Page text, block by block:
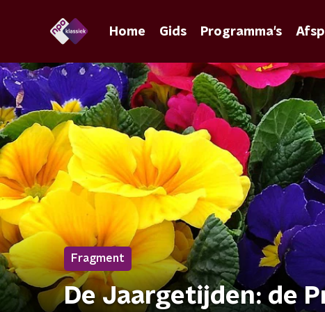
Home Gids Programma's
Fragment
De Jaargetijden: de